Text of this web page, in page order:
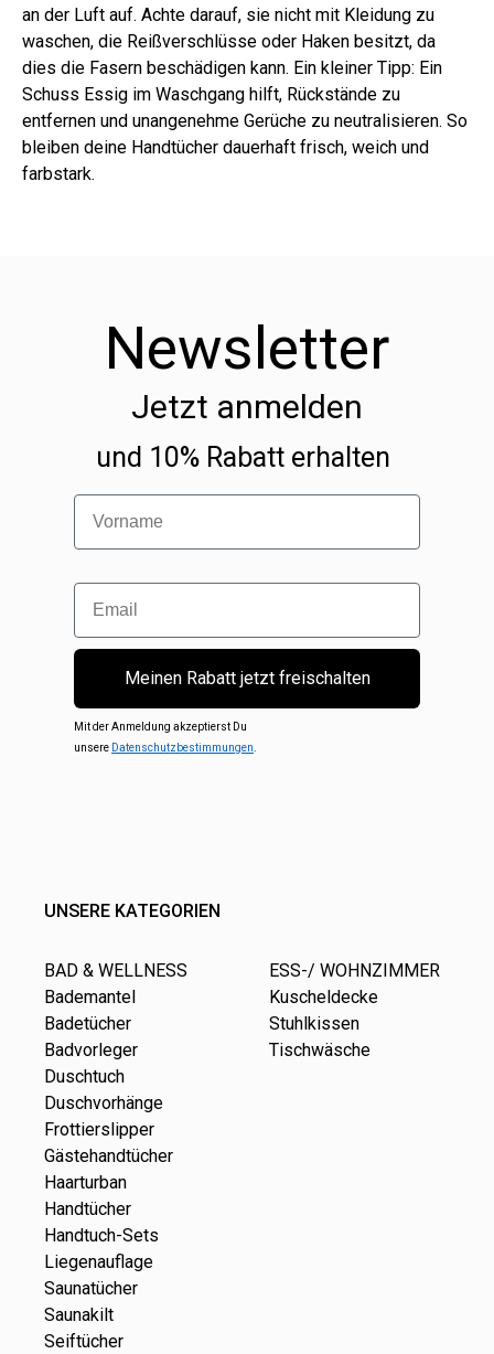
an der Luft auf. Achte darauf, sie nicht mit Kleidung zu
waschen, die Reißverschlüsse oder Haken besitzt, da
dies die Fasern beschädigen kann. Ein kleiner Tipp: Ein
Schuss Essig im Waschgang hilft, Rückstände zu
entfernen und unangenehme Gerüche zu neutralisieren. So
bleiben deine Handtücher dauerhaft frisch, weich und
farbstark.
Newsletter
Jetzt anmelden
und 10% Rabatt erhalten
Vorname
Email
Meinen Rabatt jetzt freischalten
Mit der Anmeldung akzeptierst Du
unsere Datenschutzbestimmungen
UNSERE KATEGORIEN
BAD & WELLNESS
Bademantel
Badetücher
Badvorleger
Duschtuch
Duschvorhänge
Frottierslipper
Gästehandtücher
Haarturban
Handtücher
Handtuch-Sets
Liegenauflage
Saunatücher
Saunakilt
Seiftücher
ESS-/ WOHNZIMMER
Kuscheldecke
Stuhlkissen
Tischwäsche